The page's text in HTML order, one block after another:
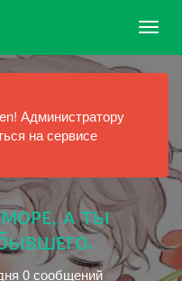
Администратору
на сервисе
ᴀ ты
0 сообщений